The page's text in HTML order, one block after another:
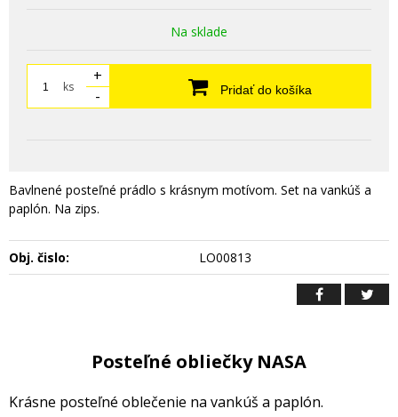
Na sklade
ks
+
-
Pridať do košíka
Bavlnené posteľné prádlo s krásnym motívom. Set na vankúš a
paplón. Na zips.
Obj. čislo: LO00813
Posteľné obliečky NASA
Krásne posteľné oblečenie na vankúš a paplón.